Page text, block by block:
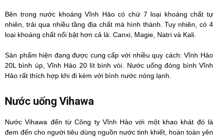
Bên trong nước khoáng Vĩnh Hảo có chứ 7 loại khoáng chất tự
nhiên, trải qua nhiều tầng địa chất mà hình thành. Tuy nhiên, có 4
loại khoáng chất nổi bật hơn cả là: Canxi, Magie, Natri và Kali.
Sản phẩm hiện đang được cung cấp với nhiều quy cách: Vĩnh Hảo
20L bình úp, Vĩnh Hảo 20 lít bình vòi. Nước uống đóng bình Vĩnh
Hảo rất thích hợp khi đi kèm với bình nước nóng lạnh.
Nước uống Vihawa
Nước Vihawa đến từ Công ty Vĩnh Hảo với một khao khát đó là
đem đến cho người tiêu dùng nguồn nước tinh khiết, hoàn toàn yên